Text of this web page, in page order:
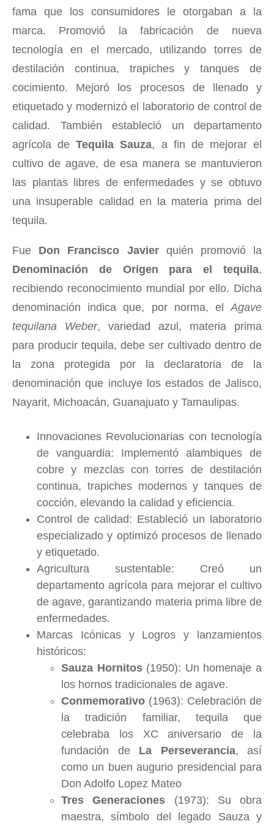
fama que los consumidores le otorgaban a la
marca. Promovió la fabricación de nueva
tecnología en el mercado, utilizando torres de
destilación continua, trapiches y tanques de
cocimiento. Mejoró los procesos de llenado y
etiquetado y modernizó el laboratorio de control de
calidad. También estableció un departamento
agrícola deTequila Sauza, a fin de mejorar el
cultivo de agave, de esa manera se mantuvieron
las plantas libres de enfermedades y se obtuvo
una insuperable calidad en la materia prima del
tequila.
Fue Don Francisco Javierquién promovió la
Denominación de Origen para el tequila,
recibiendo reconocimiento mundial por ello. Dicha
denominación indica que, por norma, elAgave
tequilana Weber, variedad azul, materia prima
para producir tequila, debe ser cultivado dentro de
la zona protegida por la declaratoria de la
denominación que incluye los estados de Jalisco,
Nayarit, Michoacán, Guanajuato y Tamaulipas.
Innovaciones Revolucionarias con tecnología
de vanguardia: Implementó alambiques de
cobre y mezclas con torres de destilación
continua, trapiches modernos y tanques de
cocción, elevando la calidad y eficiencia.
Control de calidad: Estableció un laboratorio
especializado y optimizó procesos de llenado
y etiquetado.
Agricultura sustentable: Creó un
departamento agrícola para mejorar el cultivo
de agave, garantizando materia prima libre de
enfermedades.
Marcas Icónicas y Logros y lanzamientos
históricos:
Sauza Hornitos(1950): Un homenaje a
los hornos tradicionales de agave.
Conmemorativo (1963): Celebración de
la tradición familiar, tequila que
celebraba los XC aniversario de la
fundación de La Perseverancia, así
como un buen augurio presidencial para
Don Adolfo Lopez Mateo
Tres Generaciones (1973): Su obra
maestra, símbolo del legado Sauza y